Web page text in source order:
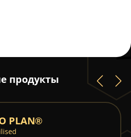
продукты
PLAN®